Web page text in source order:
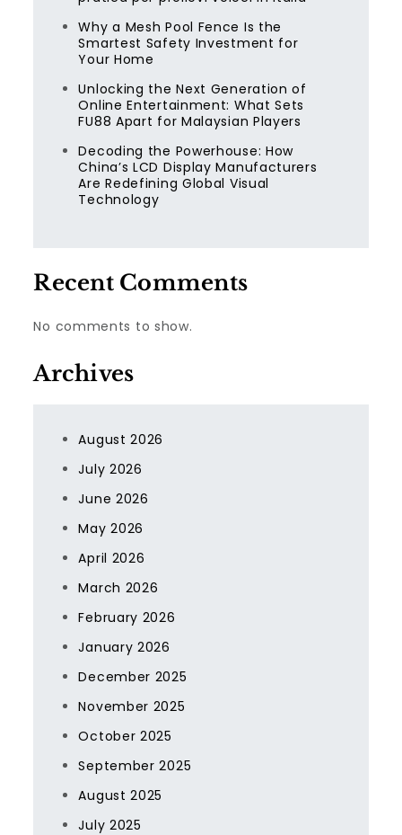
Why a Mesh Pool Fence Is the
Smartest Safety Investment for
Your Home
Unlocking the Next Generation of
Online Entertainment: What Sets
FU88 Apart for Malaysian Players
Decoding the Powerhouse: How
China’s LCD Display Manufacturers
Are Redefining Global Visual
Technology
Recent Comments
No comments to show.
Archives
August 2026
July 2026
June 2026
May 2026
April 2026
March 2026
February 2026
January 2026
December 2025
November 2025
October 2025
September 2025
August 2025
July 2025